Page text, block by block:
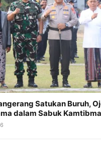
Satukan Buruh,
dalam Sabuk